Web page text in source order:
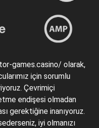
games.casino/ olarak,
için sorumlu
Çevrimiçi
endişesi olmadan
gerektiğine inanıyoruz.
iyi olmanızı